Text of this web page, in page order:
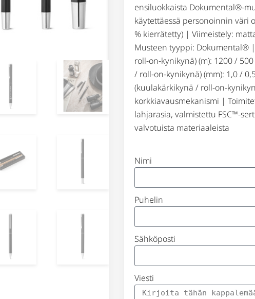
ensiluokkaista Dokumental®-
käytettäessä personoinnin väri
% kierrätetty) | Viimeistely:
Musteen tyyppi: Dokumental®
roll-on-kynikynä) (m): 1200 /
/ roll-on-kynikynä) (mm): 1,0 /
(kuulakärkikynä / roll-on-
korkkiavausmekanismi |
lahjarasia, valmistettu FSC™-
valvotuista materiaaleista
Nimi
Puhelin
Sähköposti
Viesti